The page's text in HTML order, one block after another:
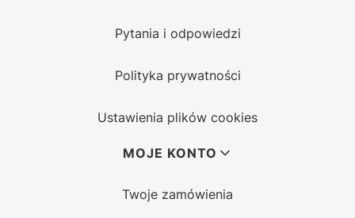
Pytania i odpowiedzi
Polityka prywatności
Ustawienia plików cookies
MOJE KONTO
Twoje zamówienia